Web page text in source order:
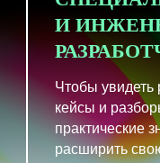
И
Чтобы увидеть
кейсы и
практические
расширить